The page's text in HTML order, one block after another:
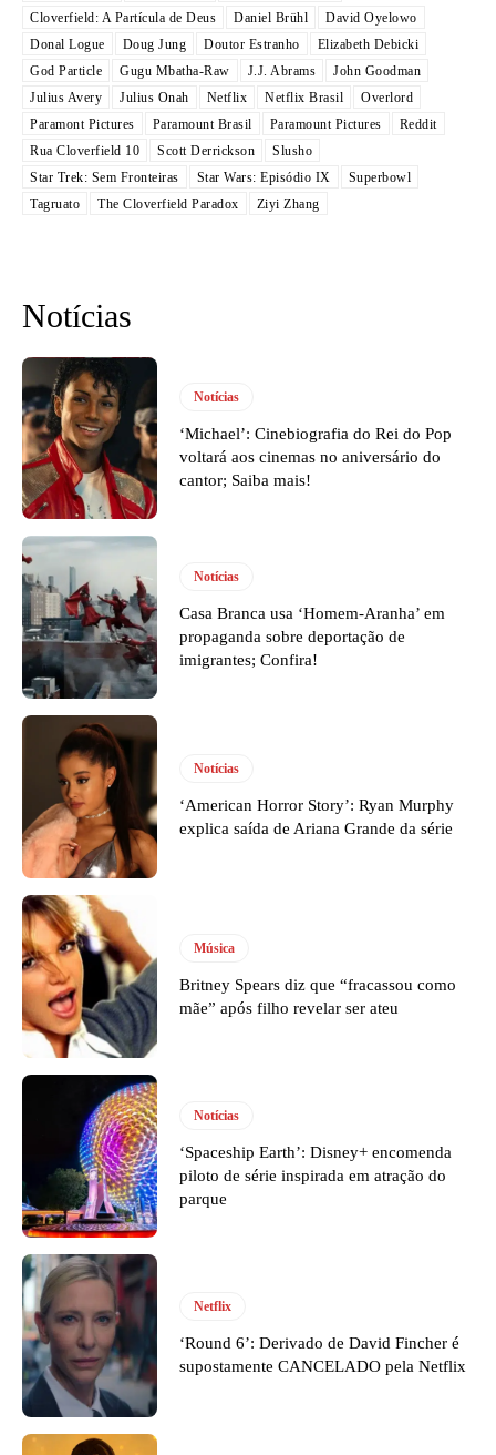
Cloverfield: A Partícula de Deus
Daniel Brühl
David Oyelowo
Donal Logue
Doug Jung Doutor Estranho
Elizabeth Debicki
God Particle
Gugu Mbatha-Raw J.J. Abrams
John Goodman
Julius Avery
Julius Onah Netflix Netflix Brasil
Overlord
Paramont Pictures
Paramount Brasil Paramount Pictures
Reddit
Rua Cloverfield 10
Scott Derrickson
Slusho
Star Trek: Sem Fronteiras
Star Wars: Episódio IX
Superbowl
Tagruato
The Cloverfield Paradox Ziyi Zhang
Notícias
Notícias
‘Michael’: Cinebiografia do Rei do Pop
voltará aos cinemas no aniversário do
cantor; Saiba mais!
Notícias
Casa Branca usa ‘Homem-Aranha’ em
propaganda sobre deportação de
imigrantes; Confira!
Notícias
‘American Horror Story’: Ryan Murphy
explica saída de Ariana Grande da série
Música
Britney Spears diz que “fracassou como
mãe” após filho revelar ser ateu
Notícias
‘Spaceship Earth’: Disney+ encomenda
piloto de série inspirada em atração do
parque
Netflix
‘Round 6’: Derivado de David Fincher é
supostamente CANCELADO pela Netflix